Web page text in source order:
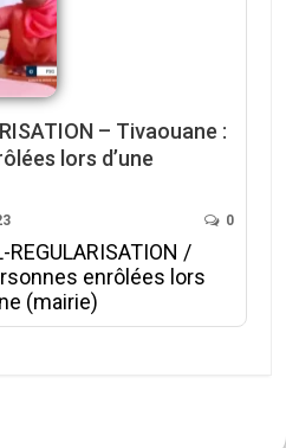
– Tivaouane :
lors d’une
0
REGULARISATION /
enrôlées lors
(mairie)